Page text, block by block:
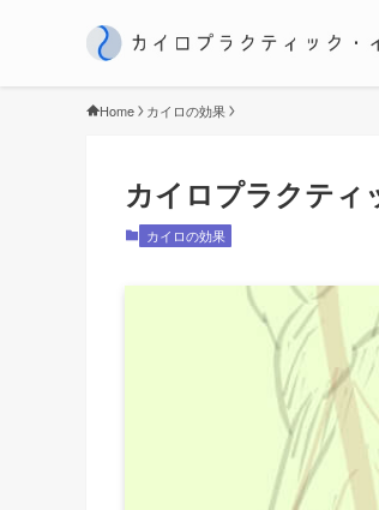
Home カイロの効果
カイロプラクティ
カイロの効果